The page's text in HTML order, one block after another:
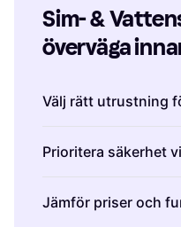
Sim- &
överväga
Välj rätt utrustning
beror mycket på
du planerar att
det vara klokt att
Prioritera säkerhet
det gäller sim- &
Jämför priser och